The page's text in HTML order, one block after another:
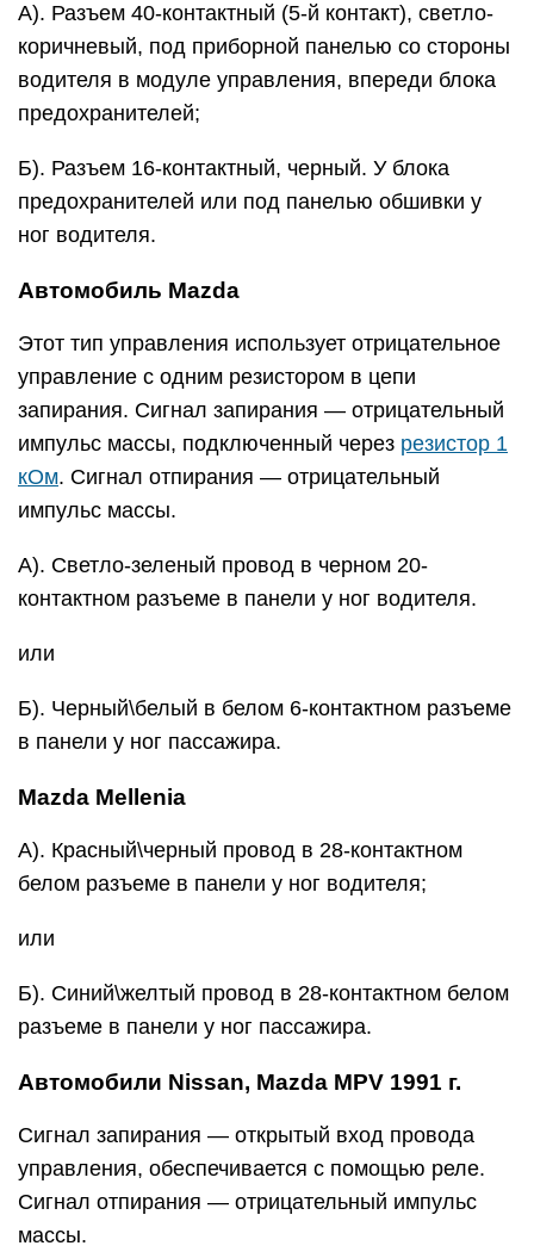
А). Разъем 40-контактный (5-й контакт), светло-
коричневый, под приборной панелью со стороны
водителя в модуле управления, впереди блока
предохранителей;
Б). Разъем 16-контактный, черный. У блока
предохранителей или под панелью обшивки у
ног водителя.
Автомобиль Mazda
Этот тип управления использует отрицательное
управление с одним резистором в цепи
запирания. Сигнал запирания — отрицательный
импульс массы, подключенный через резистор 1
кОм. Сигнал отпирания — отрицательный
импульс массы.
А). Светло-зеленый провод в черном 20-
контактном разъеме в панели у ног водителя.
или
Б). Черный\белый в белом 6-контактном разъеме
в панели у ног пассажира.
Mazda Mellenia
А). Красный\черный провод в 28-контактном
белом разъеме в панели у ног водителя;
или
Б). Синий\желтый провод в 28-контактном белом
разъеме в панели у ног пассажира.
Автомобили Nissan, Mazda MPV 1991 г.
Сигнал запирания — открытый вход провода
управления, обеспечивается с помощью реле.
Сигнал отпирания — отрицательный импульс
массы.